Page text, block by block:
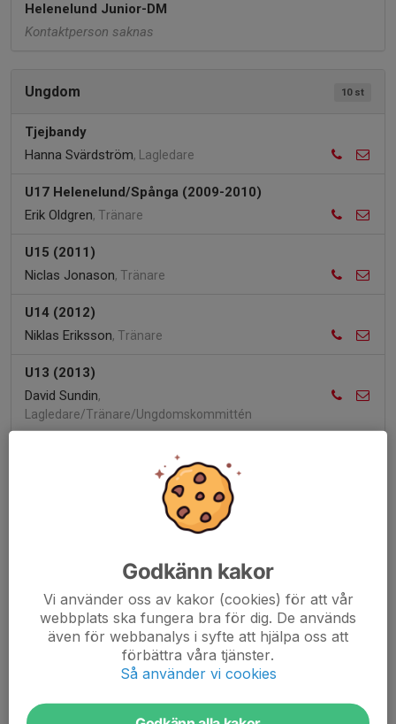
Helenelund Junior-DM
Kontaktperson saknas
10 st
Ungdom
Tjejbandy
Hanna Svärdström, Lagledare
U17 Helenelund/Spånga (2009-2010)
Erik Oldgren, Tränare
U15 (2011)
Niclas Jonason, Tränare
U14 (2012)
Niklas Eriksson, Tränare
U13 (2013)
David Sundin,
Lagledare/Tränare/Ungdomskommittén
, Lagledare
, Lagledare
U10 (2016)
Hanna Svärdström, Ledare/tränare
Markus Burvall, Tränare
Godkänn kakor
Vi använder oss av kakor (cookies) för att vår
webbplats ska fungera bra för dig. De används
även för webbanalys i syfte att hjälpa oss att
förbättra våra tjänster.
Så använder vi cookies